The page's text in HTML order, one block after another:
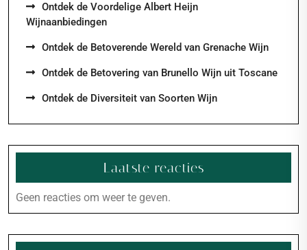
Ontdek de Voordelige Albert Heijn
Wijnaanbiedingen
Ontdek de Betoverende Wereld van Grenache Wijn
Ontdek de Betovering van Brunello Wijn uit Toscane
Ontdek de Diversiteit van Soorten Wijn
Laatste reacties
Geen reacties om weer te geven.